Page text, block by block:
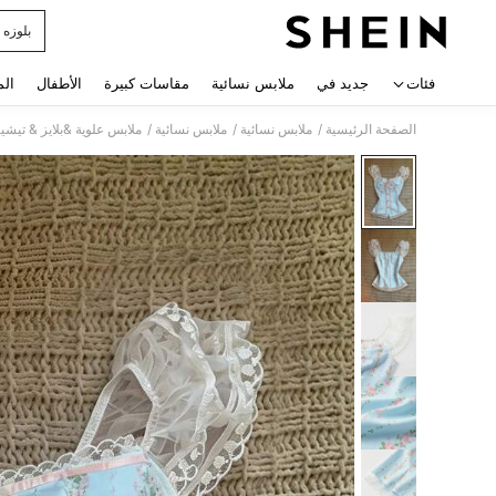
بلوزه
فئات جديد في ملابس نسائية مقاسات كبيرة الأطفال
الصفحة الرئيسية / ملابس نسائية / ملابس نسائية / ملابس علوية &بلايز &